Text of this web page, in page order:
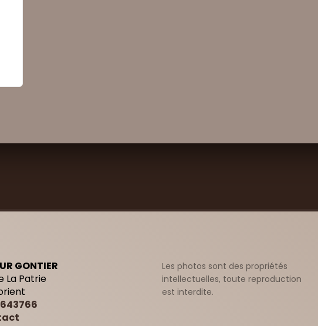
GONTIER
La Patrie
Les photos sont des propriétés
intellectuelles, toute reproduction
est interdite.